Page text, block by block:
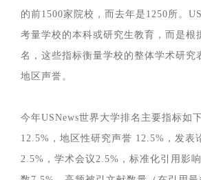
的前1500家院校，而去年是1250所。
考量学校的本科或研究生教育，而是根
名，这些指标衡量学校的整体学术研究
地区声誉。
今年USNews世界大学排名主要指标如
12.5%，地区性研究声誉 12.5%，发表
2.5%，学术会议2.5%，标准化引用影